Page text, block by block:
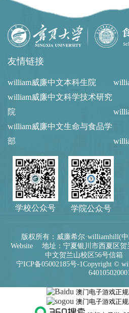
友情链接
william威廉中文本科生院
william威廉中文科学技术研究
院
william威廉中文生命与食品学
部
学校公众号 学院公众号
版权所有：威廉希尔·williamhill(
Website 地址：宁夏银川市西夏区贺
中文贺兰山校区56号信
宁ICP备05002185号-1Copyright ©